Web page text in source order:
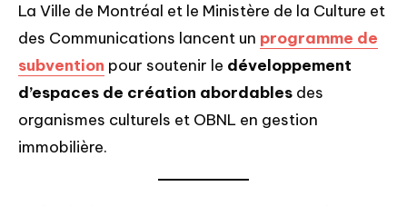
La Ville de Montréal et le Ministère de la Culture et
des Communications lancent un programme de
subvention pour soutenir le développement
d’espaces de création abordables des
organismes culturels et OBNL en gestion
immobilière.